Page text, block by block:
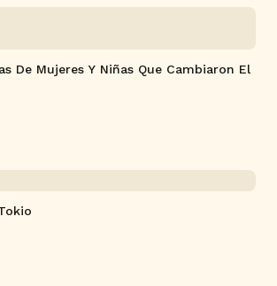
De Mujeres Y Niñas Que Cambiaron El